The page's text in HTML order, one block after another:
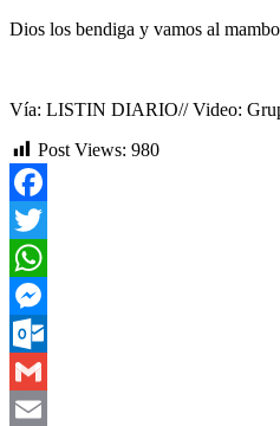
Dios los bendiga y vamos al
Vía: LISTIN DIARIO// Video:
Post Views: 980
Facebook
Twitter
WhatsApp
Messenger
Outlook.com
Gmail